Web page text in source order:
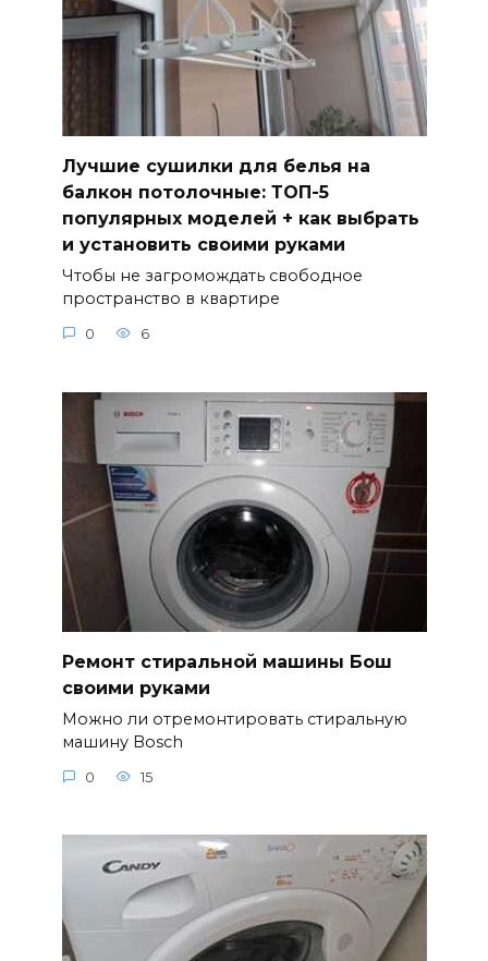
Лучшие сушилки для белья на
балкон потолочные: ТОП-5
популярных моделей + как выбрать
и установить своими руками
Чтобы не загромождать свободное
пространство в квартире
0 6
Ремонт стиральной машины Бош
своими руками
Можно ли отремонтировать стиральную
машину Bosch
0 15